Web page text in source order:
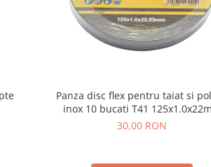
Panza disc flex pentru taiat si
inox 10 bucati T41
30,00 RON